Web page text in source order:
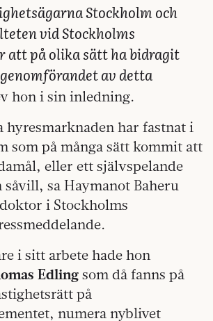
Stockholm och
vid Stockholms
att på olika sätt ha bidragit
av detta
hon i sin inledning.
hyresmarknaden har fastnat i
som på många sätt kommit att
eller ett självspelande
såvill, sa Haymanot Baheru
i Stockholms
i sitt arbete hade hon
Edling som då fanns på
på
numera nyblivet